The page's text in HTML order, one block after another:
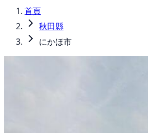
首頁
秋田縣
にかほ市